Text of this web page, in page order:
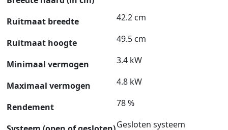
Ruitmaat breedte 42.2 cm
Ruitmaat hoogte 49.5 cm
Minimaal vermogen 3.4 kW
Maximaal vermogen 4.8 kW
Rendement 78 %
Gesloten systeem